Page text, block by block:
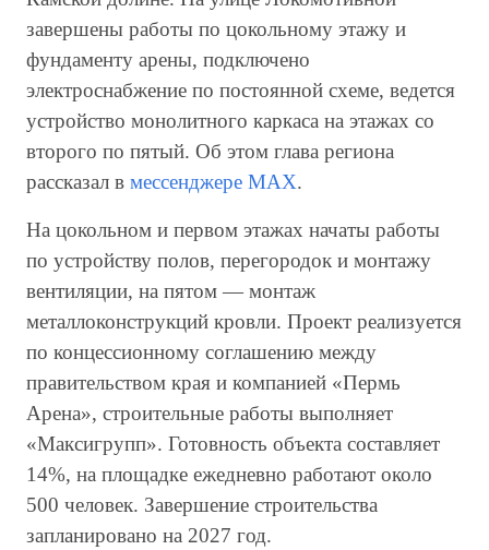
завершены работы по цокольному этажу и
фундаменту арены, подключено
электроснабжение по постоянной схеме, ведется
устройство монолитного каркаса на этажах со
второго по пятый. Об этом глава региона
рассказал в мессенджере MAX.
На цокольном и первом этажах начаты работы
по устройству полов, перегородок и монтажу
вентиляции, на пятом — монтаж
металлоконструкций кровли. Проект реализуется
по концессионному соглашению между
правительством края и компанией «Пермь
Арена», строительные работы выполняет
«Максигрупп». Готовность объекта составляет
14%, на площадке ежедневно работают около
500 человек. Завершение строительства
запланировано на 2027 год.